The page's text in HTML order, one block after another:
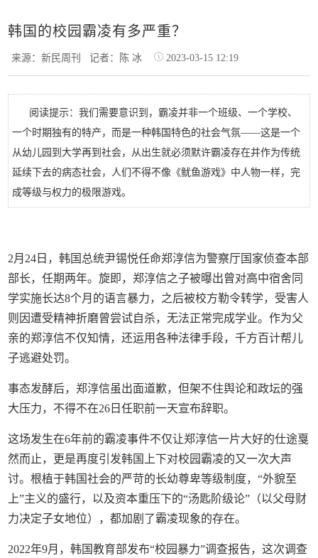
韩国的校园霸凌有多严重？
来源：新民周刊记者：陈 冰 2023-03-15 12:19
阅读提示：我们需要意识到，霸凌并非一个班级、一个学校、
一个时期独有的特产，而是一种韩国特色的社会气氛——这是一个
从幼儿园到大学再到社会，从出生就必须默许霸凌存在并作为传统
延续下去的病态社会，人们不得不像《鱿鱼游戏》中人物一样，完
成等级与权力的极限游戏。
2月24日，韩国总统尹锡悦任命郑淳信为警察厅国家侦查本部
部长，任期两年。旋即，郑淳信之子被曝出曾对高中宿舍同
学实施长达8个月的语言暴力，之后被校方勒令转学，受害人
则因遭受精神折磨曾尝试自杀，无法正常完成学业。作为父
亲的郑淳信不仅知情，还运用各种法律手段，千方百计帮儿
子逃避处罚。
事态发酵后，郑淳信虽出面道歉，但架不住舆论和政坛的强
大压力，不得不在26日任职前一天宣布辞职。
这场发生在6年前的霸凌事件不仅让郑淳信一片大好的仕途戛
然而止，更是再度引发韩国上下对校园霸凌的又一次大声
讨。根植于韩国社会的严苛的长幼尊卑等级制度，“外貌至
上”主义的盛行，以及资本重压下的“汤匙阶级论”（以父母财
力决定子女地位），都加剧了霸凌现象的存在。
2022年9月，韩国教育部发布“校园暴力”调查报告，这次调查